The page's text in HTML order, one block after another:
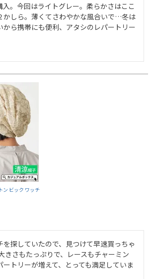
入。今回はライトグレー。柔らかさはここ
かしら。薄くてさわやかな風合いで…冬は
から携帯にも便利、アタシのレパートリー
ン ビック ワッチ
を探していたので、見つけて早速買っちゃ
きさもたっぷりで、レースもチャーミン
ートリーが増えて、とっても満足していま